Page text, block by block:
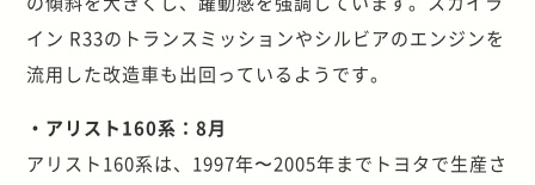
イン R33のトランスミッションやシルビアのエンジンを
流用した改造車も出回っているようです。
・アリスト160系：8月
アリスト160系は、1997年〜2005年までトヨタで生産さ